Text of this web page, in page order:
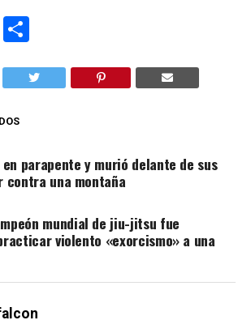
Compartir
en parapente y murió delante de sus
contra una montaña
mundial de jiu-jitsu fue
violento «exorcismo» a una